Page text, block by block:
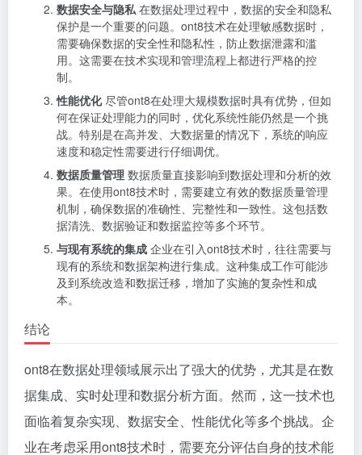
数据安全与隐私 在数据处理过程中，数据的安全和隐私
保护是一个重要的问题。ont8技术在处理敏感数据时，
需要确保数据的安全性和隐私性，防止数据泄露和滥
用。这需要在技术实现和管理流程上都进行严格的控
制。
性能优化尽管ont8在处理大规模数据时具有优势，但如
何在保证处理能力的同时，优化系统性能仍然是一个挑
战。特别是在高并发、大数据量的情况下，系统的响应
速度和稳定性需要进行仔细调优。
数据质量管理 数据质量直接影响到数据处理和分析的效
果。在使用ont8技术时，需要建立有效的数据质量管理
机制，确保数据的准确性、完整性和一致性。这包括数
据清洗、数据验证和数据监控等多个环节。
与现有系统的集成 企业在引入ont8技术时，往往需要与
现有的系统和数据架构进行集成。这种集成工作可能涉
及到系统改造和数据迁移，增加了实施的复杂性和成
本。
结论
ont8在数据处理领域展示出了强大的优势，尤其是在数
据集成、实时处理和数据分析方面。然而，这一技术也
面临着复杂实现、数据安全、性能优化等多个挑战。企
业在考虑采用ont8技术时，需要充分评估自身的技术能